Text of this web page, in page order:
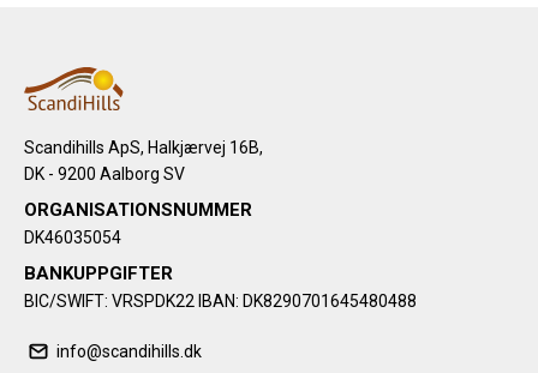
Scandihills ApS, Halkjærvej 16B,
DK - 9200 Aalborg SV
ORGANISATIONSNUMMER
DK46035054
BANKUPPGIFTER
BIC/SWIFT: VRSPDK22 IBAN: DK8290701645480488
info@scandihills.dk